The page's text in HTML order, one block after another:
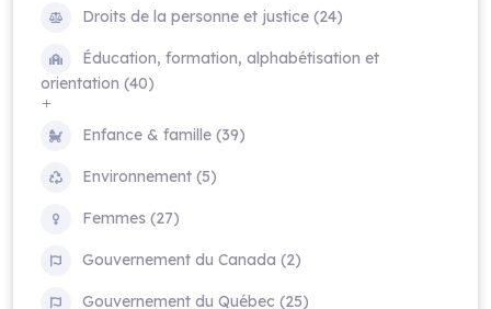
Droits de la personne et justice (24)
Éducation, formation, alphabétisation et
orientation (40)
Enfance & famille (39)
Environnement (5)
Femmes (27)
Gouvernement du Canada (2)
Gouvernement du Québec (25)